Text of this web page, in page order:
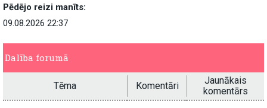
Pēdējo reizi manīts:
09.08.2026 22:37
Dalība forumā
Tēma Komentāri
Jaunākais
komentārs